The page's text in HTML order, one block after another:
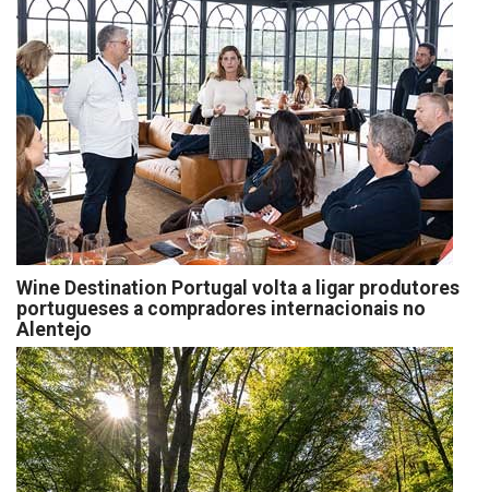
Wine Destination Portugal volta a ligar produtores
portugueses a compradores internacionais no
Alentejo